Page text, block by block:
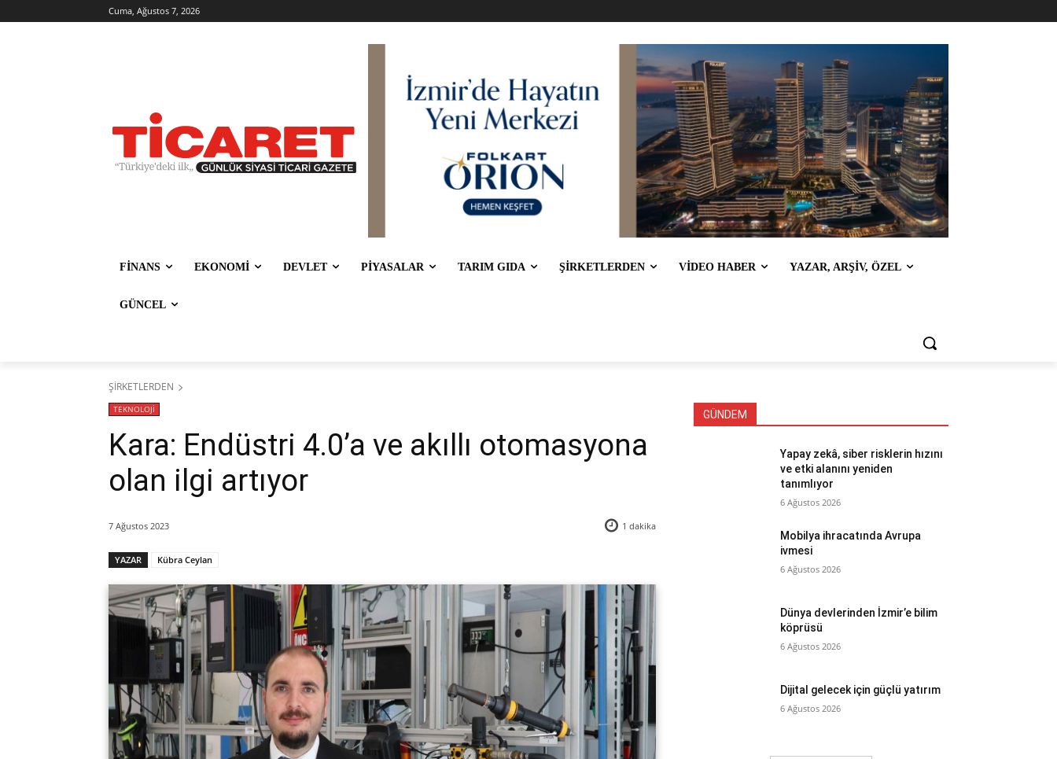
Cuma, Ağustos 7, 2026
FİNANS EKONOMİ DEVLET PİYASALAR TARIM GIDA ŞİRKETLERDEN VİDEO HABER YAZAR, ARŞİV, ÖZEL
GÜNCEL
ŞİRKETLERDEN
TEKNOLOJİ
Kara: Endüstri 4.0’a ve akıllı otomasyona
olan ilgi artıyor
7 Ağustos 2023 1 dakika
YAZAR Kübra Ceylan
GÜNDEM
Yapay zekâ, siber risklerin hızını
ve etki alanını yeniden
tanımlıyor
6 Ağustos 2026
Mobilya ihracatında Avrupa
ivmesi
6 Ağustos 2026
Dünya devlerinden İzmir’e bilim
köprüsü
6 Ağustos 2026
Dijital gelecek için güçlü yatırım
6 Ağustos 2026